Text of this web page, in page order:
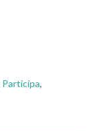
Participa,